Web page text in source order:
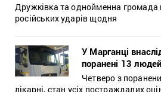
Дружківка та однойменна громада
російських ударів щодня
У Марганці
поранені 13 людей
Четверо з
лікарні, стан усіх постраждалих